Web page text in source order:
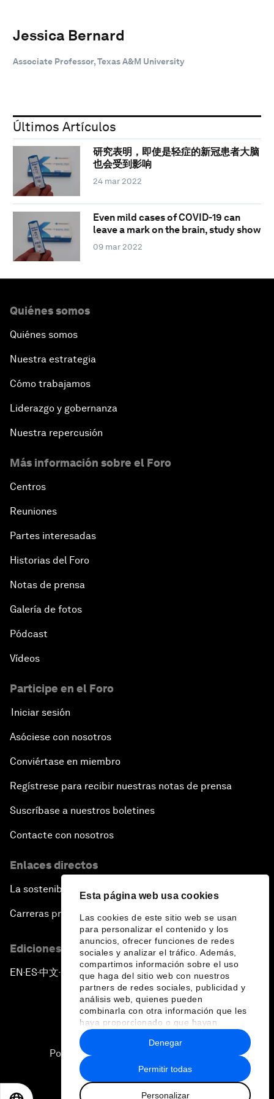
Esta página web usa cookies
Las cookies de este sitio web se usan
para personalizar el contenido y los
anuncios, ofrecer funciones de redes
sociales y analizar el tráfico. Además,
compartimos información sobre el uso
que haga del sitio web con nuestros
partners de redes sociales, publicidad y
análisis web, quienes pueden
combinarla con otra información que les
haya proporcionado o que hayan
recopilado a partir del uso que haya
hecho de sus servicios.
Permitir todas
Personalizar
Denegar
Jessica Bernard
Associate Professor, Texas A&M University
Últimos Artículos
研究表明，即使是轻症的新冠患者大脑
也会受到影响
24 mar 2022
Even mild cases of COVID-19 can
leave a mark on the brain, study show
09 mar 2022
Quiénes somos
Quiénes somos
Nuestra estrategia
Cómo trabajamos
Liderazgo y gobernanza
Nuestra repercusión
Más información sobre el Foro
Centros
Reuniones
Partes interesadas
Historias del Foro
Notas de prensa
Galería de fotos
Pódcast
Vídeos
Participe en el Foro
Iniciar sesión
Asóciese con nosotros
Conviértase en miembro
Regístrese para recibir nuestras notas de prensa
Suscríbase a nuestros boletines
Contacte con nosotros
Enlaces directos
La sostenibilidad en el Foro
Carreras profesionales
Ediciones en otros idiomas
EN ▪ES▪中文▪ 日本語
Política de privacidad y normas de uso
Sitemap